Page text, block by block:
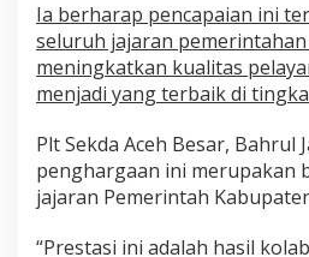
Ia berharap pencapaian ini
seluruh jajaran
meningkatkan kualitas
menjadi yang terbaik di
Plt Sekda Aceh Besar, Bahrul
penghargaan ini merupakan
jajaran Pemerintah
“Prestasi ini adalah hasil